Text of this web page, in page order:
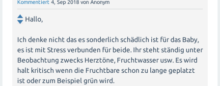
Kommentiert 4, Sep 2018 von Anonym
Hallo,
Ich denke nicht das es sonderlich schädlich ist für das Baby,
es ist mit Stress verbunden für beide. Ihr steht ständig unter
Beobachtung zwecks Herztöne, Fruchtwasser usw. Es wird
halt kritisch wenn die Fruchtbare schon zu lange geplatzt
ist oder zum Beispiel grün wird.